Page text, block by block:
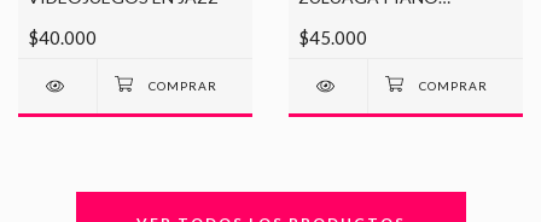
$40.000 $45.000